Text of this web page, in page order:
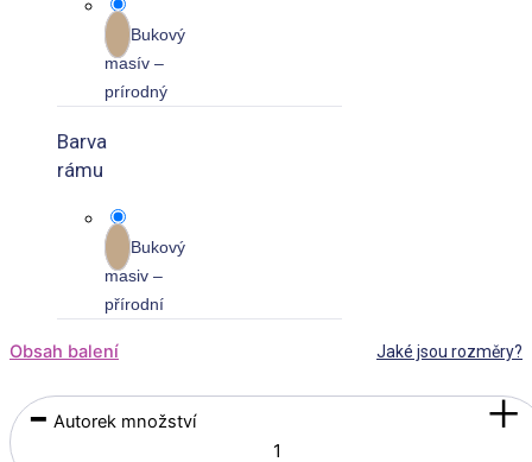
Bukový
masív –
prírodný
Barva
rámu
Bukový
masiv –
přírodní
Obsah balení Jaké jsou rozměry?
- Autorek množství +